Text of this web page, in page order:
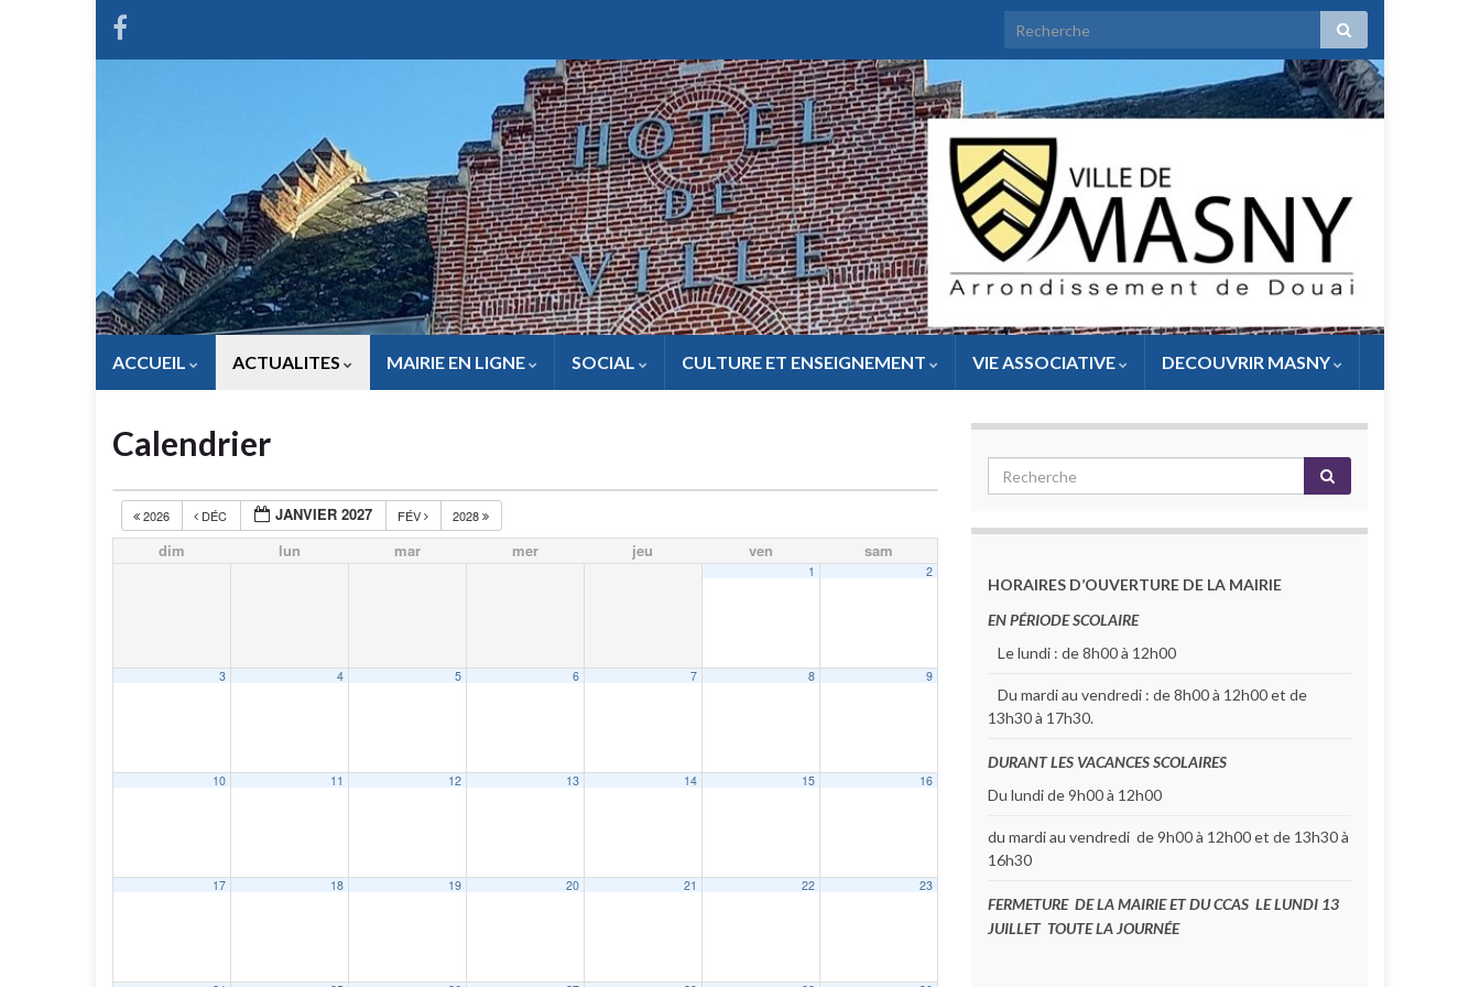
ACCUEIL ACTUALITES MAIRIE EN LIGNE SOCIAL CULTURE ET ENSEIGNEMENT VIE ASSOCIATIVE DECOUVRIR MASNY
Calendrier
2026 DÉC JANVIER 2027 FÉV 2028
dim lun mar mer jeu ven sam
1 2
3 4 5 6 7 8 9
10 11 12 13 14 15 16
17 18 19 20 21 22 23
HORAIRES D’OUVERTURE DE LA MAIRIE
EN PÉRIODE SCOLAIRE
Le lundi : de 8h00 à 12h00
Du mardi au vendredi : de 8h00 à 12h00 et de
13h30 à 17h30.
DURANT LES VACANCES SCOLAIRES
Du lundi de 9h00 à 12h00
du mardi au vendredi de 9h00 à 12h00 et de 13h30 à
16h30
FERMETURE DE LA MAIRIE ET DU CCAS LE LUNDI 13
JUILLET TOUTE LA JOURNÉE